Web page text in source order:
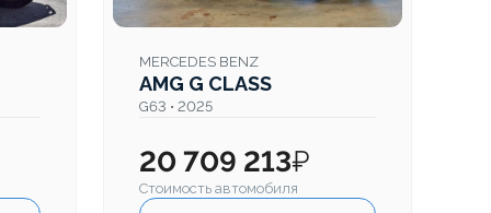
MERCEDES BENZ
AMG G CLASS
G63 • 2025
20 709 213₽
Стоимость автомобиля